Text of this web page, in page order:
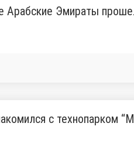
Арабские Эмираты
с технопарком